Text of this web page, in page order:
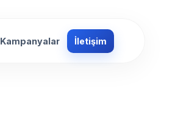
Kampanyalar İletişim